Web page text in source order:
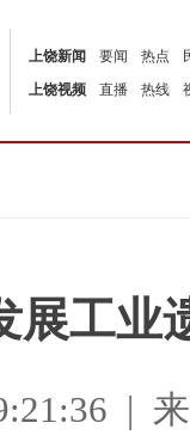
上饶新闻 要闻 热点
上饶视频
直播 热线
展工业
|